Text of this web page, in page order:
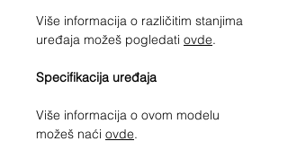
Više informacija o različitim stanjima
uređaja možeš pogledati ovde.
Specifikacija uređaja
Više informacija o ovom modelu
možeš naći ovde.